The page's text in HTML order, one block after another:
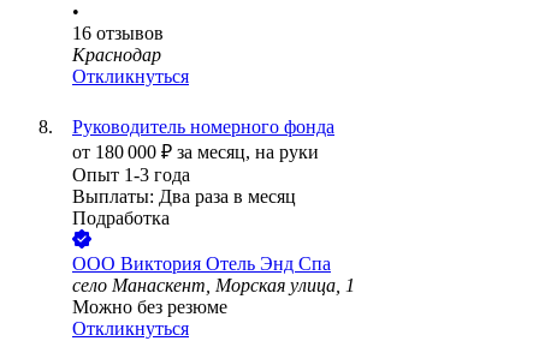
•
16 отзывов
Краснодар
Откликнуться
Руководитель номерного фонда
от 180 000 ₽ за месяц, на руки
Опыт 1-3 года
Выплаты: Два раза в месяц
Подработка
ООО Виктория Отель Энд Спа
село Манаскент, Морская улица, 1
Можно без резюме
Откликнуться